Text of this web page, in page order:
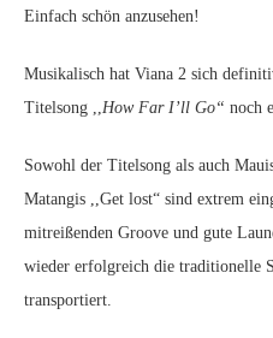
Einfach schön anzusehen!
Musikalisch hat Viana 2 sich
Titelsong ,,How Far I’ll Go“ noch
Sowohl der Titelsong als auch
Matangis ,,Get lost“ sind extrem
mitreißenden Groove und gute
wieder erfolgreich die traditionelle
transportiert.